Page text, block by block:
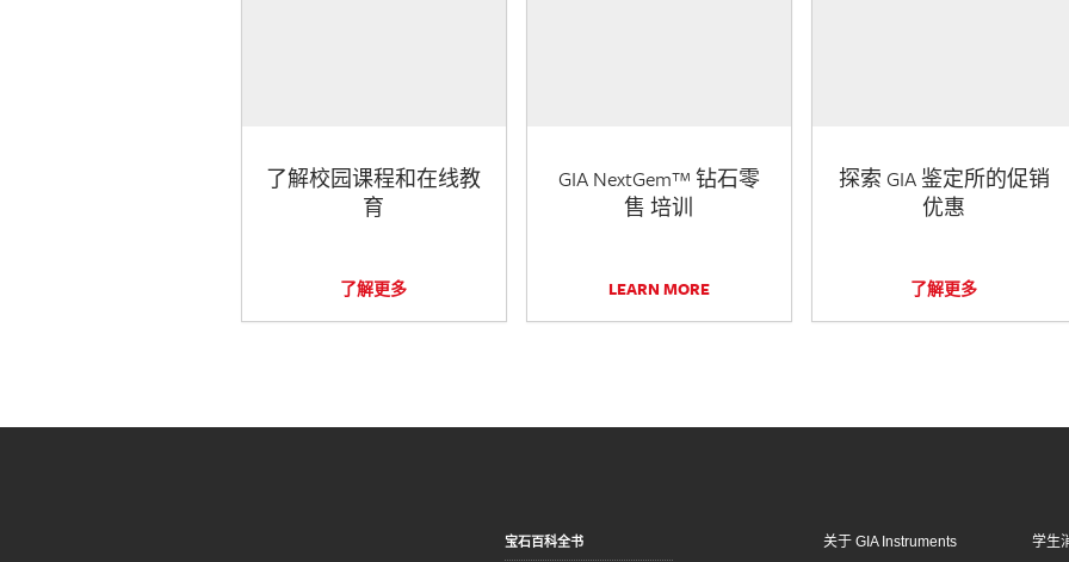
了解校园课程和在线教
育
了解更多
GIA NextGem™ 钻石零
售 培训
LEARN MORE
探索 GIA 鉴定所的促销
优惠
了解更多
宝石百科全书 关于 GIA Instruments 学生